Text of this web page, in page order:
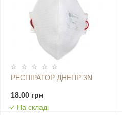
РЕСПІРАТОР ДНЕПР 3N
18.00 грн
На складі